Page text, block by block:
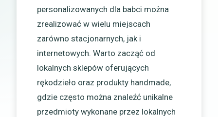
personalizowanych dla babci można
zrealizować w wielu miejscach
zarówno stacjonarnych, jak i
internetowych. Warto zacząć od
lokalnych sklepów oferujących
rękodzieło oraz produkty handmade,
gdzie często można znaleźć unikalne
przedmioty wykonane przez lokalnych